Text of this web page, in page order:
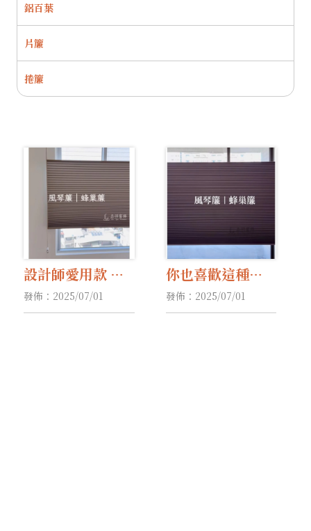
鋁百葉
片簾
捲簾
設計師愛用款 美
感至上的完美首
選
發佈：2025/07/01
你也喜歡這種具
有獨特設計感窗
簾嗎？
發佈：2025/07/01